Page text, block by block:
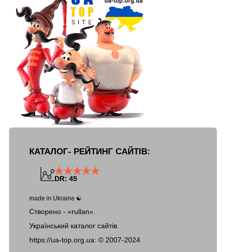
КАТАЛОГ- РЕЙТИНГ САЙТІВ:
DR: 45
made in Ukraine ☯
Створено - «rullan».
Український каталог сайтів.
https://ua-top.org.ua: © 2007-2024